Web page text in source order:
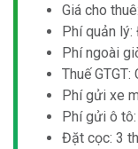
Giá cho
Phí quản
Phí ngoài
Thuế
Phí gửi xe
Phí gửi ô
Đặt cọc: 3